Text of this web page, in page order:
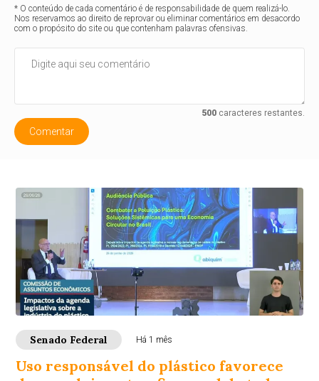
* O conteúdo de cada comentário é de responsabilidade de quem realizá-lo.
Nos reservamos ao direito de reprovar ou eliminar comentários em desacordo
com o propósito do site ou que contenham palavras ofensivas.
500caracteres restantes.
Comentar
Senado Federal Há 1 mês
Uso responsável do plástico favorece